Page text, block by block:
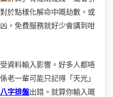
於點樣化解命中嘅劫數，或
，免費服務就好少會講到咁
資料輸入影響。好多人都唔
老一輩可能只記得「天光」
八字排盤出錯。就算你輸入嘅